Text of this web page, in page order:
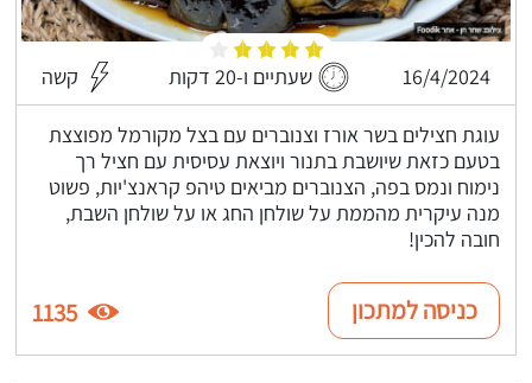
16/4/2024 שעתיים ו-20 דקות קשה
עוגת חצילים בשר אורז וצנוברים עם בצל מקורמל מפוצצת
בטעם כזאת שיושבת בתנור ויוצאת עסיסית עם חציל רך
נימוח ונמס בפה, הצנוברים מביאים טיהפ קראנצ'יות, פשוט
מנה עיקרית מהממת על שולחן החג או על שולחן השבת,
חובה להכין!
כניסה למתכון 1135